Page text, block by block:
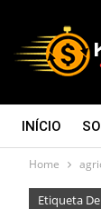
INÍCIO
CONTATO
Home
Etiqueta